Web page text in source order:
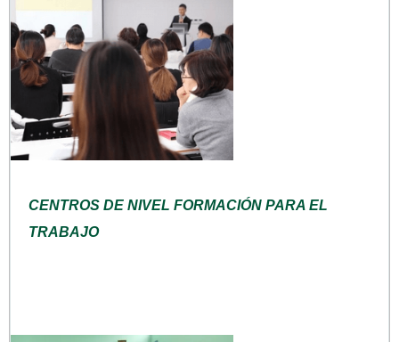
CENTROS DE NIVEL FORMACIÓN PARA EL
TRABAJO